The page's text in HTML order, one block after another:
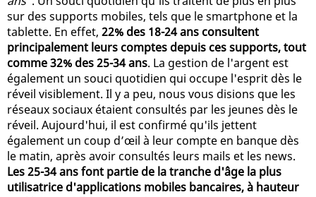
sur des supports mobiles, tels que le smartphone et la
tablette. En effet, 22% des 18-24 ans consultent
principalement leurs comptes depuis ces supports, tout
comme 32% des 25-34 ans. La gestion de l'argent est
également un souci quotidien qui occupe l'esprit dès le
réveil visiblement. Il y a peu, nous vous disions que les
réseaux sociaux étaient consultés par les jeunes dès le
réveil. Aujourd'hui, il est confirmé qu'ils jettent
également un coup d’œil à leur compte en banque dès
le matin, après avoir consultés leurs mails et les news.
Les 25-34 ans font partie de la tranche d'âge la plus
utilisatrice d'applications mobiles bancaires, à hauteur